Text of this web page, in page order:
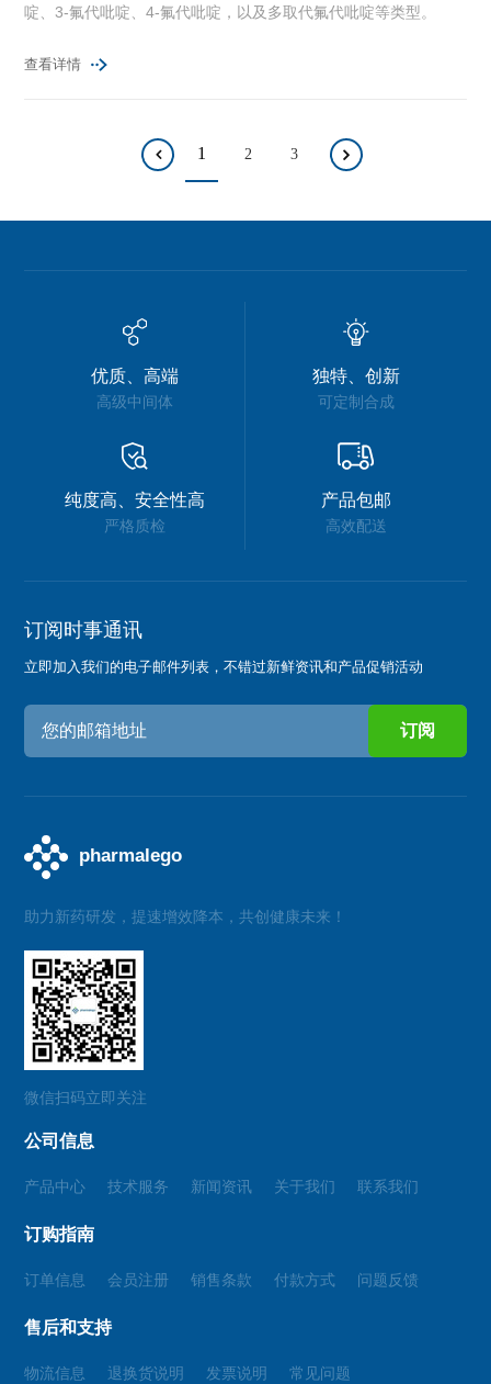
啶、3-氟代吡啶、4-氟代吡啶，以及多取代氟代吡啶等类型。
查看详情
1 2 3
优质、高端
高级中间体
独特、创新
可定制合成
纯度高、安全性高
严格质检
产品包邮
高效配送
订阅时事通讯
立即加入我们的电子邮件列表，不错过新鲜资讯和产品促销活动
助力新药研发，提速增效降本，共创健康未来！
微信扫码立即关注
公司信息
产品中心 技术服务 新闻资讯 关于我们 联系我们
订购指南
订单信息 会员注册 销售条款 付款方式 问题反馈
售后和支持
物流信息 退换货说明 发票说明 常见问题